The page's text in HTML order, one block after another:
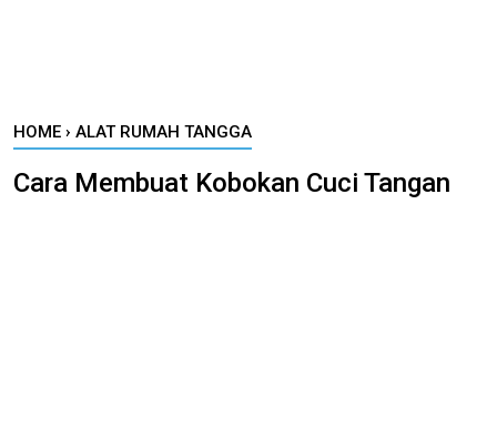
HOME › ALAT RUMAH TANGGA
Cara Membuat Kobokan Cuci Tangan